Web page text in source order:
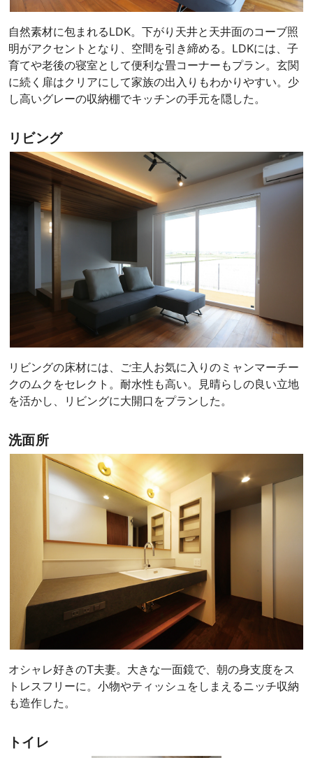
自然素材に包まれるLDK。下がり天井と天井面のコーブ照
明がアクセントとなり、空間を引き締める。LDKには、子
育てや老後の寝室として便利な畳コーナーもプラン。玄関
に続く扉はクリアにして家族の出入りもわかりやすい。少
し高いグレーの収納棚でキッチンの手元を隠した。
リビング
リビングの床材には、ご主人お気に入りのミャンマーチー
クのムクをセレクト。耐水性も高い。見晴らしの良い立地
を活かし、リビングに大開口をプランした。
洗面所
オシャレ好きのT夫妻。大きな一面鏡で、朝の身支度をス
トレスフリーに。小物やティッシュをしまえるニッチ収納
も造作した。
トイレ